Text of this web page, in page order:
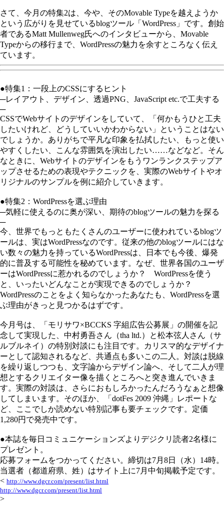
さて、今月の特集2は、今や、そのMovable Typeを越えようか
という広がりを見せているblogツール「WordPress」です。創始
者であるMatt Mullenweg氏へのインタビューから、Movable
Typeからの移行まで、WordPressの魅力を余すところなく伝え
ています。
●特集1：一段上のCSSにするヒント
─レイアウト、デザイン、透過PNG、JavaScript etc.で工夫する
─
CSSでWebサイトのデザインをしていて、「何かもうひと工夫
したいけれど、どうしていいかわからない」ということはない
でしょうか。ありがちで平凡な印象を払拭したい、もっと使い
やすくしたい、こんな雰囲気を演出したい……などなど。そん
なときに、Webサイトのデザインをもうワンランクステップア
ップさせるための表現やテクニックを、実際のWebサイトやオ
リジナルのサンプルを例に紹介していきます。
●特集2：WordPressを選ぶ理由
─気軽に使えるのに奥が深い、期待のblogツールの魅力を探る
─
今、世界でもっともたくさんのユーザーに使われているblogツ
ールは、実はWordPressなのです。従来の他のblogツールにはな
い数々の魅力を持っているWordPressは、日本でも今後、爆発
的に普及する可能性を秘めています。なぜ、世界各国のユーザ
ーはWordPressに惹かれるのでしょうか？ WordPressを使う
と、いったいどんなことが実現できるのでしょうか？
WordPressのことをよく知らなかったあなたも、WordPressを選
ぶ理由がきっと見つかるはずです。
今月号は、「モリサワ×BCCKS 字組広告公募展」の開催を記
念して実現した、中村勇吾さん（tha ltd.）と松本弦人さん（サ
ルブルネイ）の特別対談にも注目です。カリスマ的なデザイナ
ーとして認知されるなど、共通点も多いこの二人。対談は脱線
を繰り返しつつも、文字論からデザイン論へ、そして二人が理
想とするクリエイター像を描くところへと突き進んでいきま
す。実際の対談は、さらにおもしろかったんだろうなぁと想像
してしまいます。そのほか、「dotFes 2009 沖縄」レポートな
ど、ここでしか読めない特別記事も要チェックです。定価
1,280円で発売中です。
●本誌を毎日コミュニケーションズよりデジクリ読者2名様に
プレゼント。
応募フォームをつかってください。締切は7月8日（水）14時。
当選者（都道府県、姓）はサイト上に7月中旬掲載予定です。
< http://www.dgcr.com/present/list.html
http://www.dgcr.com/present/list.html
>